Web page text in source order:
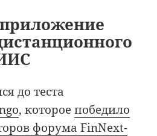
до теста
, котороепобедило
форума FinNext-